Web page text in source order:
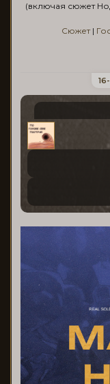
(включая сюжет
Сюжет|